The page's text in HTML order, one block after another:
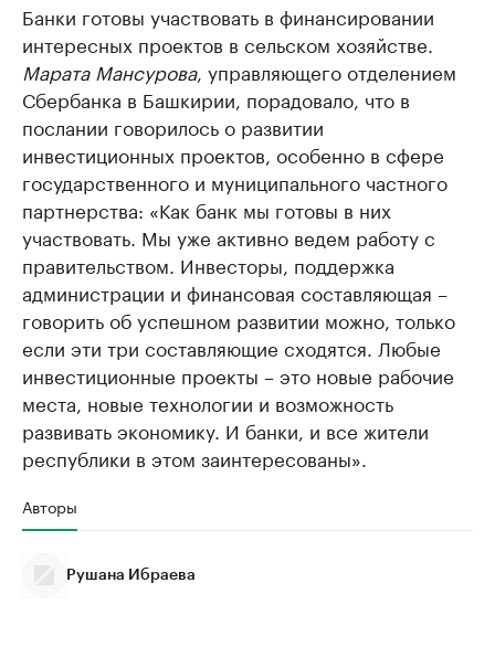
Банки готовы участвовать в финансировании
интересных проектов в сельском хозяйстве.
Марата Мансурова, управляющего отделением
Сбербанка в Башкирии, порадовало, что в
послании говорилось о развитии
инвестиционных проектов, особенно в сфере
государственного и муниципального частного
партнерства: «Как банк мы готовы в них
участвовать. Мы уже активно ведем работу с
правительством. Инвесторы, поддержка
администрации и финансовая составляющая –
говорить об успешном развитии можно, только
если эти три составляющие сходятся. Любые
инвестиционные проекты – это новые рабочие
места, новые технологии и возможность
развивать экономику. И банки, и все жители
республики в этом заинтересованы».
Авторы
Рушана Ибраева